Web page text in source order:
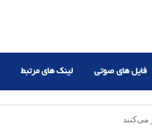
فایل های صوتی لینک های مرتبط
می‌کنند